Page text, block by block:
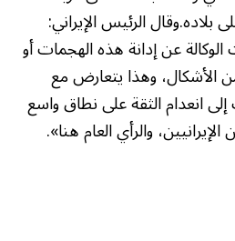
الرئيس الإيراني:
عن إدانة هذه الهجمات أو
الأشكال، وهذا يتعارض مع
إلى انعدام الثقة على نطاق واسع
والرأي العام هنا».